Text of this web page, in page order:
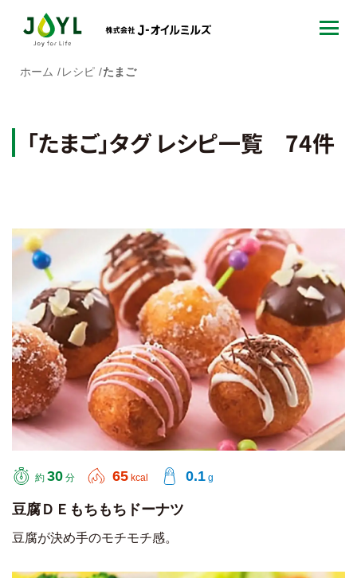
ホーム レシピ たまご
「たまご」タグ レシピ一覧 74件
約 30 分 65 kcal 0.1 g
豆腐ＤＥもちもちドーナツ
豆腐が決め手のモチモチ感。